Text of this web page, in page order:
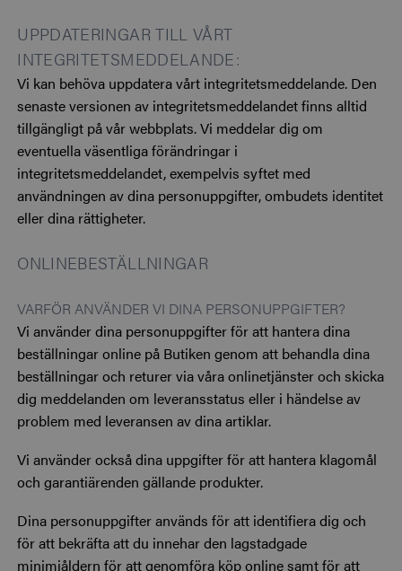
UPPDATERINGAR TILL VÅRT
INTEGRITETSMEDDELANDE:
Vi kan behöva uppdatera vårt integritetsmeddelande. Den
senaste versionen av integritetsmeddelandet finns alltid
tillgängligt på vår webbplats. Vi meddelar dig om
eventuella väsentliga förändringar i
integritetsmeddelandet, exempelvis syftet med
användningen av dina personuppgifter, ombudets identitet
eller dina rättigheter.
ONLINEBESTÄLLNINGAR
VARFÖR ANVÄNDER VI DINA PERSONUPPGIFTER?
Vi använder dina personuppgifter för att hantera dina
beställningar online på Butiken genom att behandla dina
beställningar och returer via våra onlinetjänster och skicka
dig meddelanden om leveransstatus eller i händelse av
problem med leveransen av dina artiklar.
Vi använder också dina uppgifter för att hantera klagomål
och garantiärenden gällande produkter.
Dina personuppgifter används för att identifiera dig och
för att bekräfta att du innehar den lagstadgade
minimiåldern för att genomföra köp online samt för att